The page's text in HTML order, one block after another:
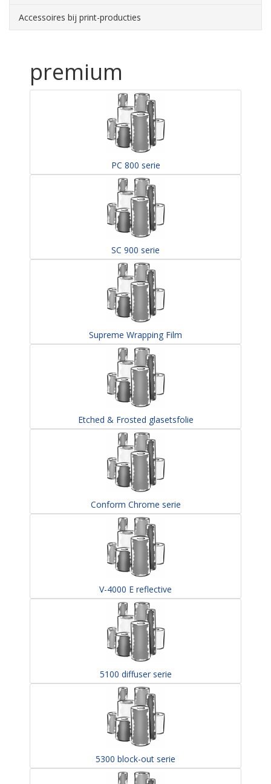
Accessoires bij print-producties
premium
PC 800 serie
SC 900 serie
Supreme Wrapping Film
Etched & Frosted glasetsfolie
Conform Chrome serie
V-4000 E reflective
5100 diffuser serie
5300 block-out serie